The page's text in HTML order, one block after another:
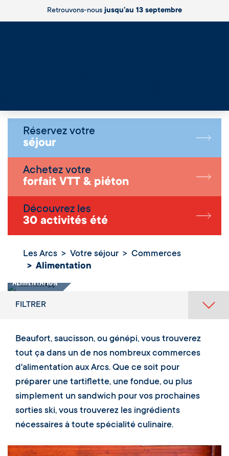
Retrouvons-nousjusqu’au 13 septembre
Réservez votre
séjour
Achetez votre
forfait VTT & piéton
Découvrez les
30 activités été
Les Arcs Votre séjour
Commerces
Alimentation
Alimentation
FILTRER
Beaufort, saucisson, ou génépi, vous trouverez
tout ça dans un de nos nombreux commerces
d'alimentation aux Arcs. Que ce soit pour
préparer une tartiflette, une fondue, ou plus
simplement un sandwich pour vos prochaines
sorties ski, vous trouverez les ingrédients
nécessaires à toute spécialité culinaire.